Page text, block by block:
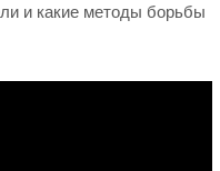
и какие методы борьбы